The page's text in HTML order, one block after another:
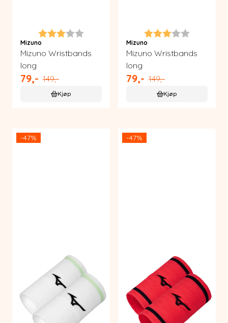
Karakter:
Mizuno
Mizuno Wristbands
long
79,- 149,-
Kjøp
Karakter:
Mizuno
Mizuno Wristbands
long
79,- 149,-
Kjøp
-47% -47%